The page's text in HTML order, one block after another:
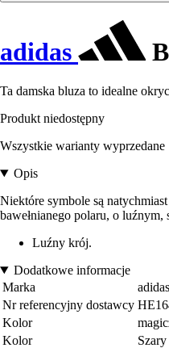
adidas
Ta damska bluza to idealne
Produkt niedostępny
Wszystkie warianty wyprzedane
Opis
Niektóre symbole są
bawełnianego polaru, o
Luźny krój.
Dodatkowe informacje
Marka
adidas
Nr referencyjny dostawcy
Kolor
Kolor
Szary